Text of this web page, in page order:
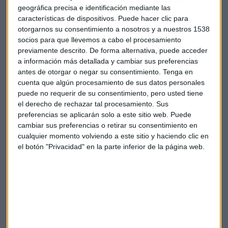
geográfica precisa e identificación mediante las
características de dispositivos. Puede hacer clic para
otorgarnos su consentimiento a nosotros y a nuestros 1538
socios para que llevemos a cabo el procesamiento
previamente descrito. De forma alternativa, puede acceder
a información más detallada y cambiar sus preferencias
antes de otorgar o negar su consentimiento. Tenga en
cuenta que algún procesamiento de sus datos personales
puede no requerir de su consentimiento, pero usted tiene
el derecho de rechazar tal procesamiento. Sus
preferencias se aplicarán solo a este sitio web. Puede
cambiar sus preferencias o retirar su consentimiento en
cualquier momento volviendo a este sitio y haciendo clic en
el botón "Privacidad" en la parte inferior de la página web.
en solo unos años...
Elon Musk carga contra el Hidrógeno
A pesar de ser una tecnología menos contaminante, que
ofrece mayor autonomía y que también pesa menos en los
vehículos que las baterías eléctricas, la posición de Elon
Musk es radical:un no rotundo al hidrógeno.En Twitter,
de hecho, ha llegado a llamar “asombrosamente tonto” a
promotores de hidrógeno como Nikola.
Musk se basa un argumento de bastante peso:el balance
energético del Hidrógeno es casi negativo.Eso es, se
necesita casi más energía para obtener hidrógeno líquido